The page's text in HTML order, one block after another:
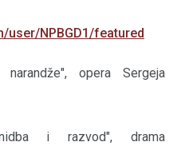
user/NPBGD1/featured
opera Sergeja
i razvod", drama